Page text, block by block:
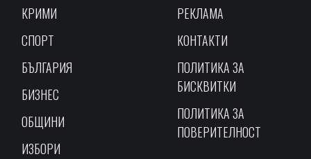
КРИМИ
СПОРТ
БЪЛГАРИЯ
БИЗНЕС
ОБЩИНИ
ИЗБОРИ
РЕКЛАМА
КОНТАКТИ
ПОЛИТИКА ЗА
БИСКВИТКИ
ПОЛИТИКА ЗА
ПОВЕРИТЕЛНОСТ